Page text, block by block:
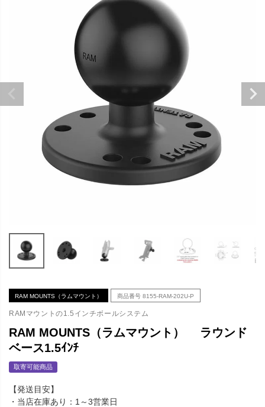
RAM MOUNTS（ラムマウント） 商品番号 8155-RAM-202U-P
RAMマウントの1.5インチボールシステム
RAM MOUNTS（ラムマウント） ラウンド
ベース1.5ｲﾝﾁ
取寄可能商品
【発送目安】
・当店在庫あり：1～3営業日